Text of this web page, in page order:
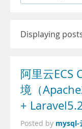
Displaying
阿里云ECS
境（
+ Laravel5.2
Posted by mysql-